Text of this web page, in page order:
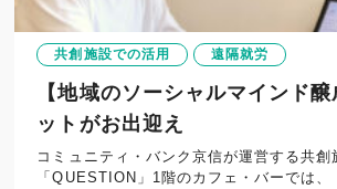
共創施設での活用 遠隔就労
【地域のソーシャルマインド
ットがお出迎え
コミュニティ・バンク京信が運営する共創
「QUESTION」1階のカフェ・バーでは